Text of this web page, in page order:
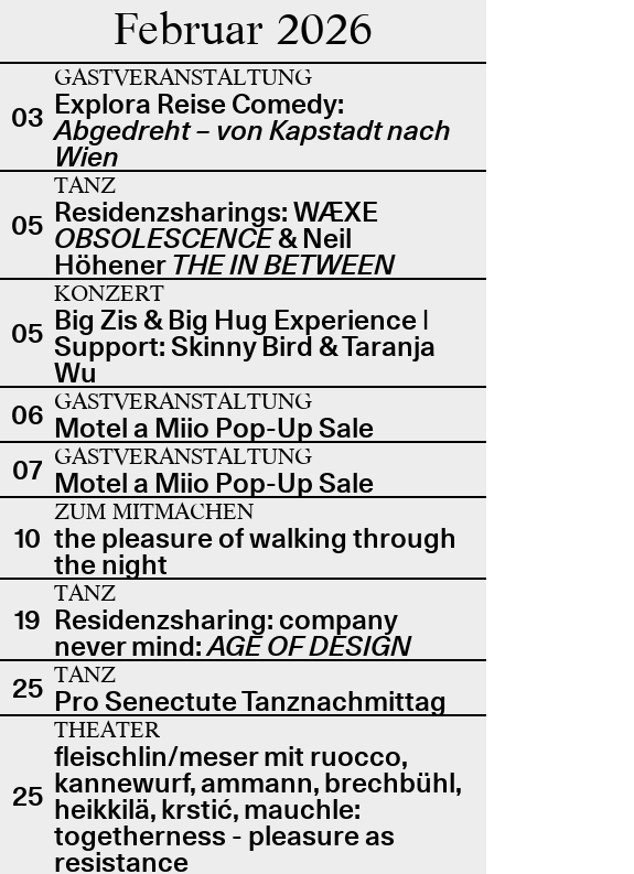
Februar 2026
03
GASTVERANSTALTUNG
Explora Reise Comedy:
Abgedreht – von Kapstadt nach
Wien
05
TANZ
Residenzsharings: WÆXE
OBSOLESCENCE& Neil
Höhener THE IN BETWEEN
05
KONZERT
Big Zis & Big Hug Experience |
Support: Skinny Bird & Taranja
Wu
06 GASTVERANSTALTUNG
Motel a Miio Pop-Up Sale
07 GASTVERANSTALTUNG
Motel a Miio Pop-Up Sale
10
ZUM MITMACHEN
the pleasure of walking through
the night
19
TANZ
Residenzsharing: company
never mind:AGE OF DESIGN
25 TANZ
Pro Senectute Tanznachmittag
25
THEATER
fleischlin/meser mit ruocco,
kannewurf, ammann, brechbühl,
heikkilä, krstić, mauchle:
togetherness - pleasure as
resistance